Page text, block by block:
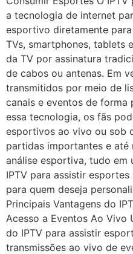
a tecnologia de internet
esportivo diretamente
TVs, smartphones, tablets
da TV por assinatura
de cabos ou antenas. Em
transmitidos por meio de
canais e eventos de forma
essa tecnologia, os fãs
esportivos ao vivo ou sob
partidas importantes e até
análise esportiva, tudo em
IPTV para assistir
para quem deseja
Principais Vantagens do
Acesso a Eventos Ao Vivo
do IPTV para assistir
transmissões ao vivo de